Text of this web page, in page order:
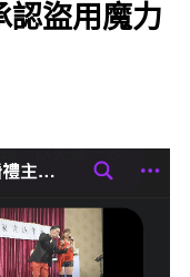
認盜用魔力